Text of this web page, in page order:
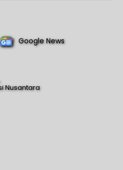
Google News
Nusantara